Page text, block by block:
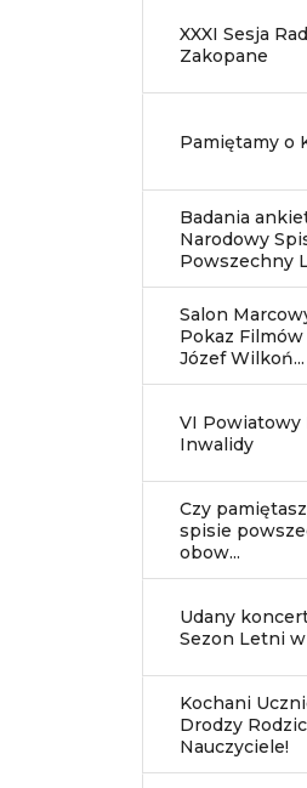
XXXI Sesja
Zakopane
Pamiętamy o
Badania
Narodowy
Powszechny
Salon
Pokaz Filmów
Józef Wilkoń...
VI Powiatowy
Inwalidy
Czy
spisie
obow...
Udany
Sezon Letni
Kochani
Drodzy
Nauczyciele!